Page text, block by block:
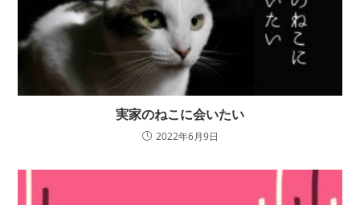
実家のねこに会いたい
2022年6月9日